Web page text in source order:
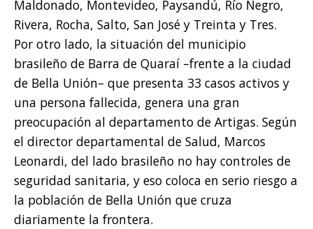
Maldonado, Montevideo, Paysandú, Río Negro,
Rivera, Rocha, Salto, San José y Treinta y Tres.
Por otro lado, la situación del municipio
brasileño de Barra de Quaraí –frente a la ciudad
de Bella Unión– que presenta 33 casos activos y
una persona fallecida, genera una gran
preocupación al departamento de Artigas. Según
el director departamental de Salud, Marcos
Leonardi, del lado brasileño no hay controles de
seguridad sanitaria, y eso coloca en serio riesgo a
la población de Bella Unión que cruza
diariamente la frontera.